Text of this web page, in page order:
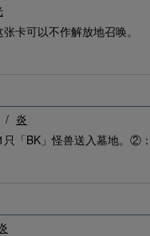
卡可以不作解放地召唤。
/ 炎
「BK」怪兽送入墓地。②